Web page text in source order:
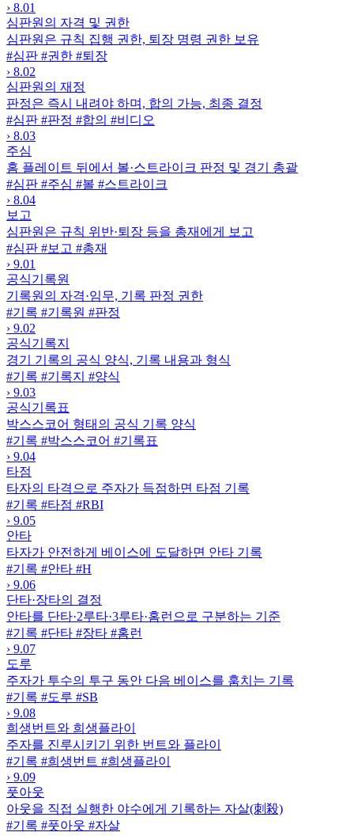
› 8.01
심판원의 자격 및 권한
심판원은 규칙 집행 권한, 퇴장 명령 권한 보유
#심판 #권한 #퇴장
› 8.02
심판원의 재정
판정은 즉시 내려야 하며, 합의 가능, 최종 결정
#심판 #판정 #합의 #비디오
› 8.03
주심
홈 플레이트 뒤에서 볼·스트라이크 판정 및 경기 총괄
#심판 #주심 #볼 #스트라이크
› 8.04
보고
심판원은 규칙 위반·퇴장 등을 총재에게 보고
#심판 #보고 #총재
› 9.01
공식기록원
기록원의 자격·임무, 기록 판정 권한
#기록 #기록원 #판정
› 9.02
공식기록지
경기 기록의 공식 양식, 기록 내용과 형식
#기록 #기록지 #양식
› 9.03
공식기록표
박스스코어 형태의 공식 기록 양식
#기록 #박스스코어 #기록표
› 9.04
타점
타자의 타격으로 주자가 득점하면 타점 기록
#기록 #타점 #RBI
› 9.05
안타
타자가 안전하게 베이스에 도달하면 안타 기록
#기록 #안타 #H
› 9.06
단타·장타의 결정
안타를 단타·2루타·3루타·홈런으로 구분하는 기준
#기록 #단타 #장타 #홈런
› 9.07
도루
주자가 투수의 투구 동안 다음 베이스를 훔치는 기록
#기록 #도루 #SB
› 9.08
희생번트와 희생플라이
주자를 진루시키기 위한 번트와 플라이
#기록 #희생번트 #희생플라이
› 9.09
풋아웃
아웃을 직접 실행한 야수에게 기록하는 자살(刺殺)
#기록 #풋아웃 #자살